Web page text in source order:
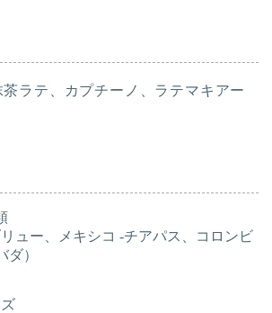
ラテ、カプチーノ、ラテマキアー
リュー、メキシコ -チアパス、コロンビ
ダ）